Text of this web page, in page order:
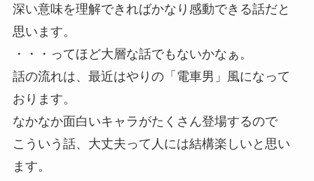
深い意味を理解できればかなり感動できる話だと
思います。
・・・ってほど大層な話でもないかなぁ。
話の流れは、最近はやりの「電車男」風になって
おります。
なかなか面白いキャラがたくさん登場するので
こういう話、大丈夫って人には結構楽しいと思い
ます。